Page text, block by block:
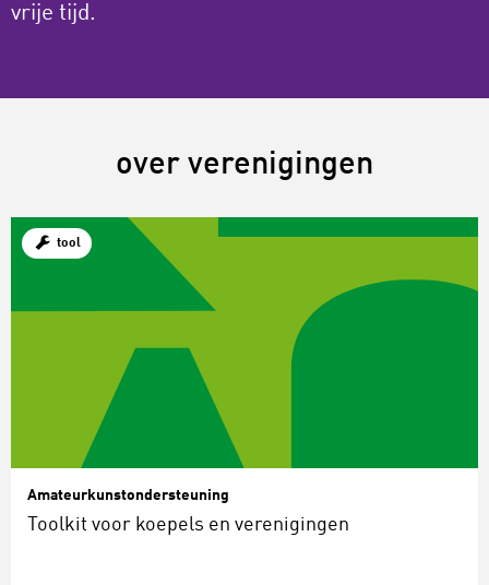
vrije tijd.
over verenigingen
tool
Amateurkunstondersteuning
Toolkit voor koepels en verenigingen